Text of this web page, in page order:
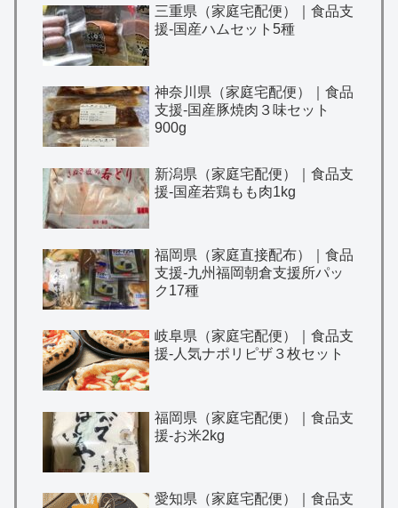
三重県（家庭宅配便）｜食品支
援-国産ハムセット5種
神奈川県（家庭宅配便）｜食品
支援-国産豚焼肉３味セット
900g
新潟県（家庭宅配便）｜食品支
援-国産若鶏もも肉1kg
福岡県（家庭直接配布）｜食品
支援-九州福岡朝倉支援所パッ
ク17種
岐阜県（家庭宅配便）｜食品支
援-人気ナポリピザ３枚セット
福岡県（家庭宅配便）｜食品支
援-お米2kg
愛知県（家庭宅配便）｜食品支